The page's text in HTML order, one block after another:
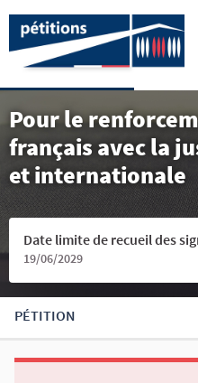
Pour le
français avec la
et internationale
Date limite de recueil des
19/06/2029
PÉTITION